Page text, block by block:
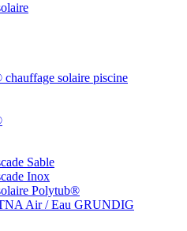
solaire piscine
Sable
Inox
Polytub®
Air / Eau GRUNDIG